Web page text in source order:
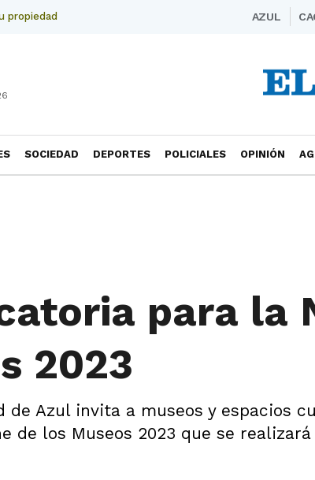
propiedad AZUL
SOCIEDAD DEPORTES POLICIALES OPINIÓN
para la
2023
de Azul invita a museos y espacios
de los Museos 2023 que se